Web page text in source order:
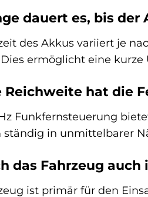
dauert es, bis
des Akkus variiert je
ermöglicht eine
Reichweite hat die
Funkfernsteuerung
ständig in unmittelbarer
das Fahrzeug auch
ist primär für den